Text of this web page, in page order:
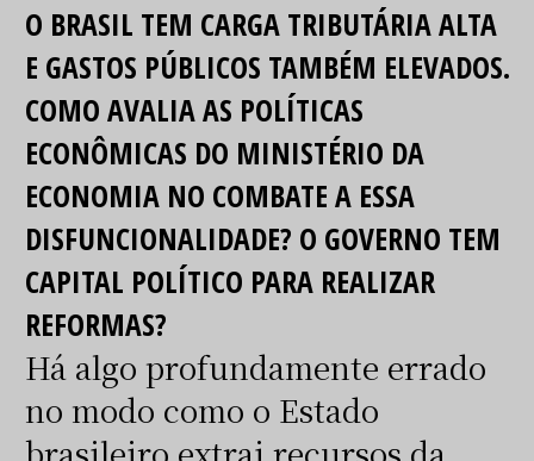
O BRASIL TEM CARGA TRIBUTÁRIA ALTA
E GASTOS PÚBLICOS TAMBÉM ELEVADOS.
COMO AVALIA AS POLÍTICAS
ECONÔMICAS DO MINISTÉRIO DA
ECONOMIA NO COMBATE A ESSA
DISFUNCIONALIDADE? O GOVERNO TEM
CAPITAL POLÍTICO PARA REALIZAR
REFORMAS?
Há algo profundamente errado
no modo como o Estado
brasileiro extrai recursos da